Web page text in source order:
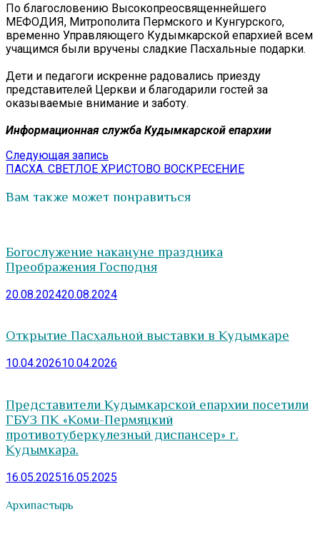
По благословению Высокопреосвященнейшего
МЕФОДИЯ, Митрополита Пермского и Кунгурского,
временно Управляющего Кудымкарской епархией всем
учащимся были вручены сладкие Пасхальные подарки.
Дети и педагоги искренне радовались приезду
представителей Церкви и благодарили гостей за
оказываемые внимание и заботу.
Информационная служба Кудымкарской епархии
Навигация
по
записям
Следующая запись
запись:
ПАСХА. СВЕТЛОЕ ХРИСТОВО ВОСКРЕСЕНИЕ
Вам также может понравиться
Богослужение накануне праздника
Преображения Господня
20.08.202420.08.2024
Открытие Пасхальной выставки в Кудымкаре
10.04.202610.04.2026
Представители Кудымкарской епархии посетили
ГБУЗ ПК «Коми-Пермяцкий
противотуберкулезный диспансер» г.
Кудымкара.
16.05.202516.05.2025
Архипастырь